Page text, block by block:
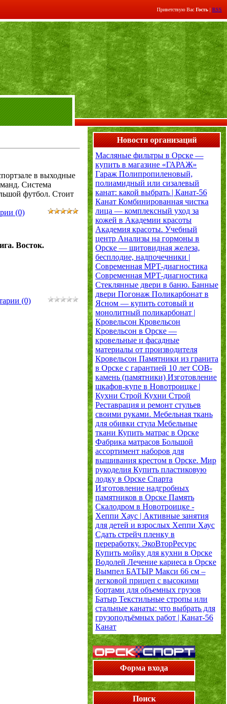
Приветствую Вас Гость | RSS
в выходные
Система
футбол. Стоит
(0)
Восток.
(0)
Новости организаций
Масляные фильтры в Орске —
купить в магазине «ГАРАЖ»
Гараж Полипропиленовый,
полиамидный или сизалевый
канат: какой выбрать | Канат-56
Канат Комбинированная чистка
лица — комплексный уход за
кожей в Академии красоты
Академия красоты. Учебный
центр Анализы на гормоны в
Орске — щитовидная железа,
бесплодие, надпочечники |
Современная МРТ-диагностика
Современная МРТ-диагностика
Стеклянные двери в баню. Банные
двери Погонаж Поликарбонат в
Ясном — купить сотовый и
монолитный поликарбонат |
Кровельсон Кровельсон
Кровельсон в Орске —
кровельные и фасадные
материалы от производителя
Кровельсон Памятники из гранита
в Орске с гарантией 10 лет СОВ-
камень (памятники) Изготовление
шкафов-купе в Новотроицке |
Кухни Строй Кухни Строй
Реставрация и ремонт стульев
своими руками. Мебельная ткань
для обивки стула Мебельные
ткани Купить матрас в Орске
Фабрика матрасов Большой
ассортимент наборов для
вышивания крестом в Орске. Мир
рукоделия Купить пластиковую
лодку в Орске Спарта
Изготовление надгробных
памятников в Орске Память
Скалодром в Новотроицке -
Хеппи Хаус | Активные занятия
для детей и взрослых Хеппи Хаус
Сдать стрейч пленку в
переработку. ЭкоВторРесурс
Купить мойку для кухни в Орске
Водолей Лечение кариеса в Орске
Вымпел БАТЫР Макси 66 см –
легковой прицеп с высокими
бортами для объемных грузов
Батыр Текстильные стропы или
стальные канаты: что выбрать для
грузоподъёмных работ | Канат-56
Канат
Форма входа
Поиск